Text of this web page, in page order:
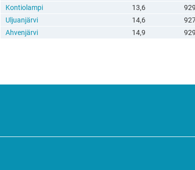
Kontiolampi
13,6
Uljuanjärvi
14,6
Ahvenjärvi
14,9